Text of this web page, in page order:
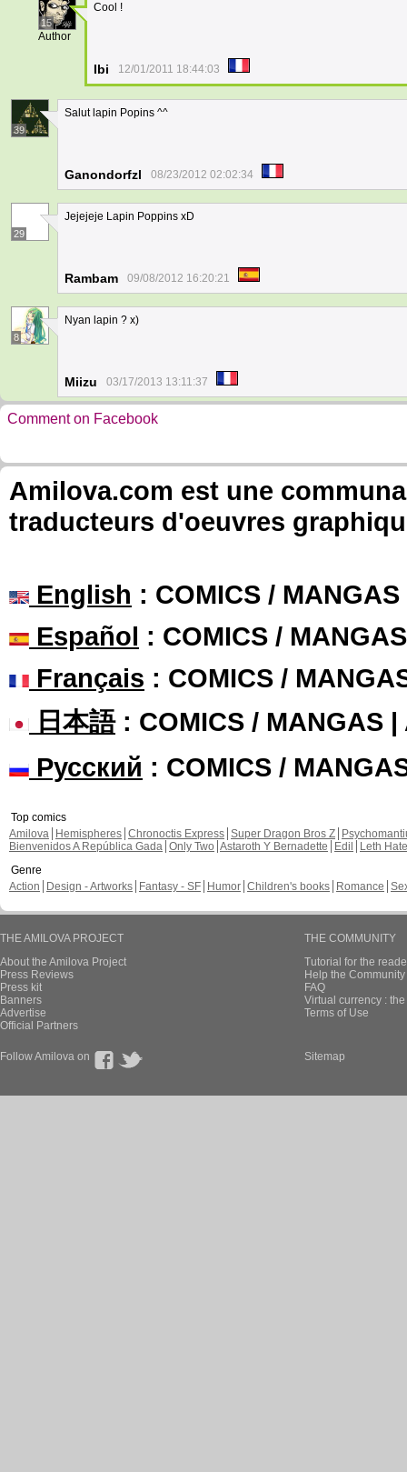
15
Author
Cool !
Ibi 12/01/2011 18:44:03
39
Salut lapin Popins ^^
Ganondorfzl 08/23/2012 02:02:34
29
Jejejeje Lapin Poppins xD
Rambam 09/08/2012 16:20:21
8
Nyan lapin ? x)
Miizu 03/17/2013 13:11:37
Comment on Facebook
Amilova.com est une
traducteurs d'oeuvres
English : COMICS /
Español : COMICS /
Français : COMICS /
日本語: COMICS / MANGAS |
Русский : COMICS /
Top comics
Amilova
Hemispheres Chronoctis Express Super Dragon Bros Z
Bienvenidos A República Gada Only Two Astaroth Y Bernadette Edil
Leth Hate
Genre
Action
Design - Artworks Fantasy - SF Humor Children's books Romance
THE AMILOVA PROJECT
About the Amilova Project
Press Reviews
Press kit
Banners
Advertise
Official Partners
THE COMMUNITY
Tutorial for the
Help the
FAQ
Virtual currency :
Terms of Use
Follow Amilova on Sitemap